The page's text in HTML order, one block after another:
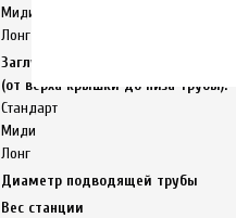
Миди
Лонг
Заглубление подводящей трубы
(от верха крышки до низа трубы):
Стандарт
Миди
Лонг
Диаметр подводящей трубы
Вес станции